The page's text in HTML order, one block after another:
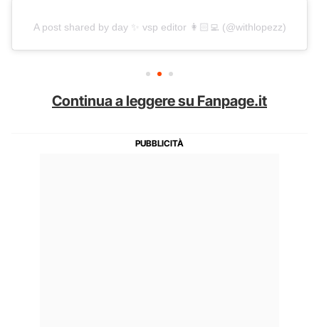
A post shared by day ✨ vsp editor 👩🏻‍💻 (@withlopezz)
Continua a leggere su Fanpage.it